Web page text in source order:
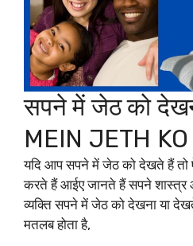
सपने में जेठ को
MEIN JETH
यदि आप सपने में जेठ को देखते हैं तो
करते हैं आईए जानते हैं सपने शास्त्र
व्यक्ति सपने में जेठ को देखना या
मतलब होता है,